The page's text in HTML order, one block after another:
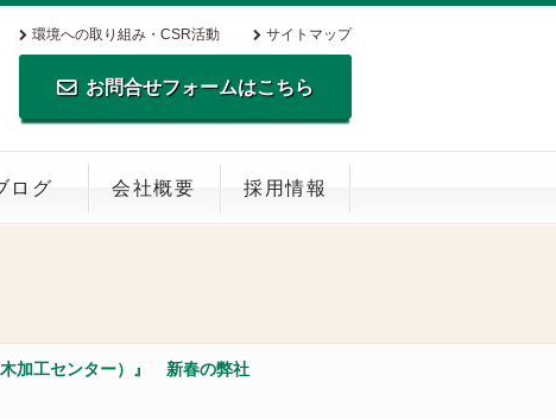
環境への取り組み・CSR活動 サイトマップ
お問合せフォームはこちら
TEL.0795-35-0516 FAX.0795-35-
0269
ログ 会社概要 採用情報
加工センター）』 新春の弊社